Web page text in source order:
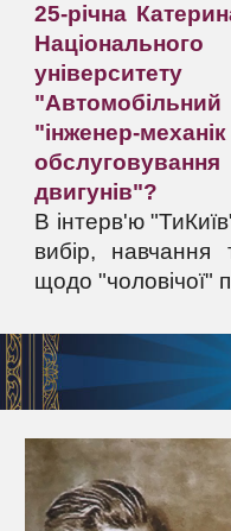
25-річна
"інженер-
двигунів"?
В інтерв'ю
вибір, навчання
щодо "чоловічої"